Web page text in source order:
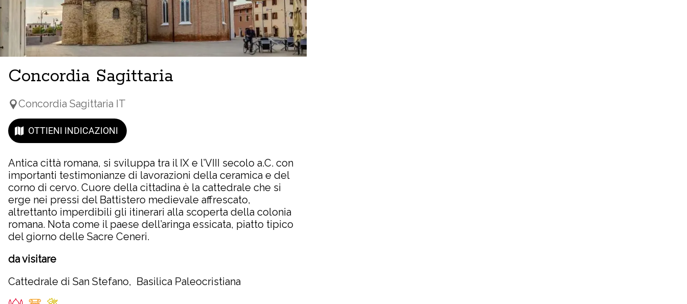
Concordia Sagittaria
Concordia Sagittaria IT
OTTIENI INDICAZIONI
Antica città romana, si sviluppa tra il IX e l’VIII secolo a.C. con
importanti testimonianze di lavorazioni della ceramica e del
corno di cervo. Cuore della cittadina è la cattedrale che si
erge nei pressi del Battistero medievale affrescato,
altrettanto imperdibili gli itinerari alla scoperta della colonia
romana. Nota come il paese dell’aringa essicata, piatto tipico
del giorno delle Sacre Ceneri.
da visitare
Cattedrale di San Stefano, Basilica Paleocristiana